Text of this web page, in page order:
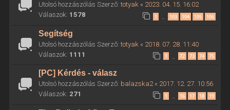
Utolsó hozzászólás Szerző: totyak« 2023. 04. 15. 16:02
Válaszok: 1578 1 … 103 104 105 106
Segítség
Utolsó hozzászólás Szerző: totyak « 2018. 07. 28. 11:40
Válaszok: 1111 1 72 73 74 75
[PC] Kérdés - válasz
Utolsó hozzászólás Szerző: balazska2« 2017. 12. 27. 10:56
Válaszok: 271 1 … 16 17 18 19